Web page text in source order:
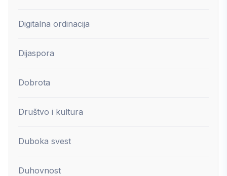
Digitalna ordinacija
Dijaspora
Dobrota
Društvo i kultura
Duboka svest
Duhovnost